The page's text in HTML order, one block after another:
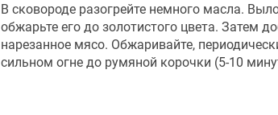
В сковороде разогрейте немного масла.
обжарьте его до золотистого цвета. Затем
нарезанное мясо. Обжаривайте,
сильном огне до румяной корочки (5-10